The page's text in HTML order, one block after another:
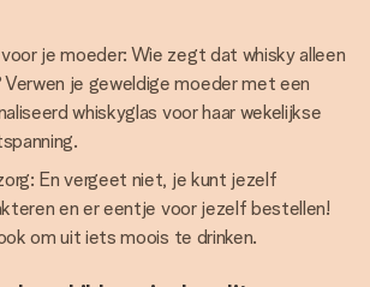
je moeder: Wie zegt dat whisky alleen
Verwen je geweldige moeder met een
whiskyglas voor haar wekelijkse
En vergeet niet, je kunt jezelf
en er eentje voor jezelf bestellen!
om uit iets moois te drinken.